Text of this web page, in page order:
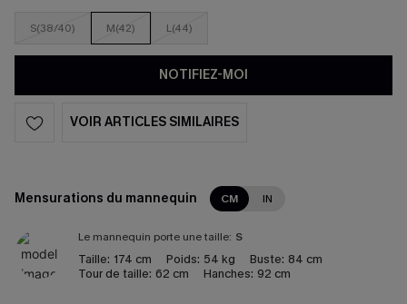
S(38/40) M(42) L(44)
NOTIFIEZ-MOI
VOIR ARTICLES SIMILAIRES
Mensurations du mannequin CM IN
Le mannequin porte une taille: S
Taille: 174 cm Poids: 54 kg Buste: 84 cm
Tour de taille: 62 cm Hanches: 92 cm